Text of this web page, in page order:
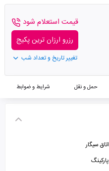
قیمت استعلام شود
رزرو ارزان ترین پکیج
تغییر تاریخ و تعداد شب
حمل و نقل شرایط و ضوابط
اتاق سیگار
پارکینگ